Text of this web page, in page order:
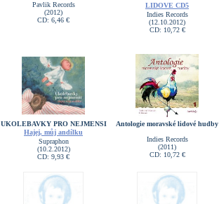
Pavlik Records
(2012)
CD: 6,46 €
LIDOVE CD5
Indies Records
(12.10.2012)
CD: 10,72 €
UKOLEBAVKY PRO NEJMENSI
Hajej, můj andílku
Supraphon
(10.2.2012)
CD: 9,93 €
Antologie moravské lidové hudby
Indies Records
(2011)
CD: 10,72 €